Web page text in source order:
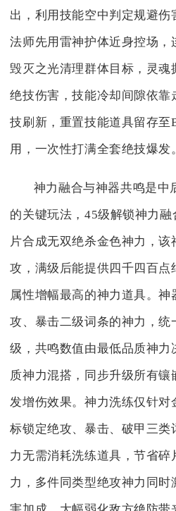
出，利用技能空中判定规避伤
法师先用雷神护体近身控场，
毁灭之光清理群体目标，灵魂
绝技伤害，技能冷却间隙依靠
技刷新，重置技能道具留存至
用，一次性打满全套绝技爆发
神力融合与神器共鸣是中
的关键玩法，45级解锁神力
片合成无双绝杀金色神力，
攻，满级后能提供四千四百点
属性增幅最高的神力道具。
攻、暴击二级词条的神力，统
级，共鸣数值由最低品质神力
质神力混搭，同步升级所有镶
发增伤效果。神力洗练仅针对
标锁定绝攻、暴击、破甲三类
力无需消耗洗练道具，节省碎
力，多件同类型绝攻神力同时